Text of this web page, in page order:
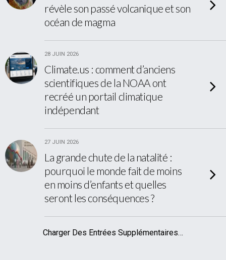
révèle son passé volcanique et son
océan de magma
28 JUIN 2026
Climate.us : comment d’anciens
scientifiques de la NOAA ont
recréé un portail climatique
indépendant
27 JUIN 2026
La grande chute de la natalité :
pourquoi le monde fait de moins
en moins d’enfants et quelles
seront les conséquences ?
Charger Des Entrées Supplémentaires…